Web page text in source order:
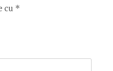
cu *